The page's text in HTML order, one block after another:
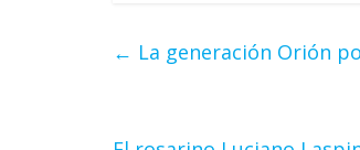
← La generación Orión